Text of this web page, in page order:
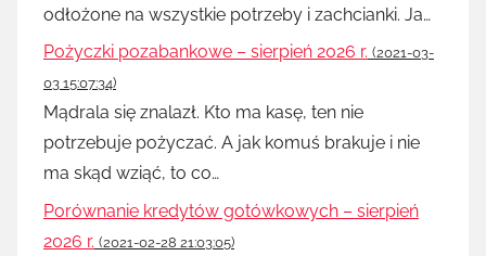
odłożone na wszystkie potrzeby i zachcianki. Ja…
Pożyczki pozabankowe – sierpień 2026 r. (2021-03-
03 15:07:34)
Mądrala się znalazł. Kto ma kasę, ten nie
potrzebuje pożyczać. A jak komuś brakuje i nie
ma skąd wziąć, to co…
Porównanie kredytów gotówkowych – sierpień
2026 r. (2021-02-28 21:03:05)